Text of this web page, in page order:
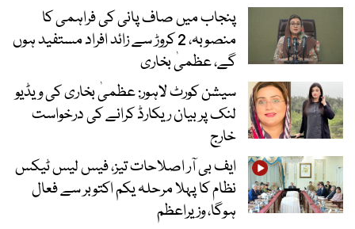
پنجاب میں صاف پانی کی فراہمی کا
منصوبہ، 2 کروڑ سے زائد افراد مستفید ہوں
گے، عظمیٰ بخاری
سیشن کورٹ لاہور: عظمیٰ بخاری کی ویڈیو
لنک پر بیان ریکارڈ کرانے کی درخواست
خارج
ایف بی آر اصلاحات تیز، فیس لیس ٹیکس
نظام کا پہلا مرحلہ یکم اکتوبر سے فعال
ہوگا، وزیراعظم